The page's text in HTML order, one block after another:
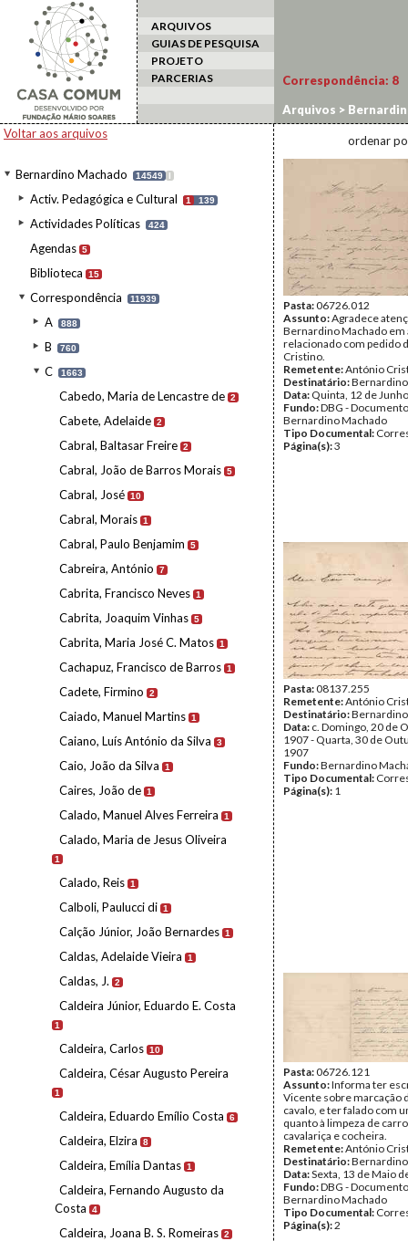
ARQUIVOS
GUIAS DE PESQUISA
PROJETO
PARCERIAS
Voltar aos arquivos
Bernardino Machado 14549 I
Activ. Pedagógica e Cultural 1 139
Actividades Políticas 424
Agendas 5
Biblioteca 15
Correspondência 11939
A 888
B 760
C 1663
Cabedo, Maria de Lencastre de 2
Cabete, Adelaide 2
Cabral, Baltasar Freire 2
Cabral, João de Barros Morais 5
Cabral, José 10
Cabral, Morais 1
Cabral, Paulo Benjamim 5
Cabreira, António 7
Cabrita, Francisco Neves 1
Cabrita, Joaquim Vinhas 5
Cabrita, Maria José C. Matos 1
Cachapuz, Francisco de Barros 1
Cadete, Firmino 2
Caiado, Manuel Martins 1
Caiano, Luís António da Silva 3
Caio, João da Silva 1
Caires, João de 1
Calado, Manuel Alves Ferreira 1
Calado, Maria de Jesus Oliveira
1
Calado, Reis 1
Calboli, Paulucci di 1
Calção Júnior, João Bernardes 1
Caldas, Adelaide Vieira 1
Caldas, J. 2
Caldeira Júnior, Eduardo E. Costa
1
Caldeira, Carlos 10
Caldeira, César Augusto Pereira
1
Caldeira, Eduardo Emílio Costa 6
Caldeira, Elzira 8
Caldeira, Emília Dantas 1
Caldeira, Fernando Augusto da
Costa
4
Caldeira, Joana B. S. Romeiras 2
Correspondência: 8
Arquivos >
ordenar
Pasta:06726.012
Assunto:Agradece
Bernardino Machado em
relacionado com pedido
Cristino.
Remetente:António
Destinatário:
Data: Quinta, 12 de
Fundo:DBG -
Bernardino Machado
Tipo Documental:
Página(s):3
Pasta:08137.255
Remetente:António
Destinatário:
Data: c. Domingo, 20 de
1907 - Quarta, 30 de
1907
Fundo:Bernardino
Tipo Documental:
Página(s): 1
Pasta:06726.121
Assunto:Informa ter
Vicente sobre marcação
cavalo, e ter falado com
quanto à limpeza de
cavalariça e cocheira.
Remetente:António
Destinatário:
Data:Sexta, 13 de Maio
Fundo:DBG -
Bernardino Machado
Tipo Documental:
Página(s):2